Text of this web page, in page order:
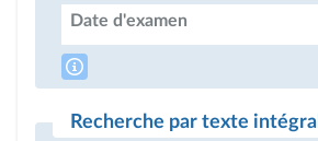
Date d'examen
Recherche par texte intégral